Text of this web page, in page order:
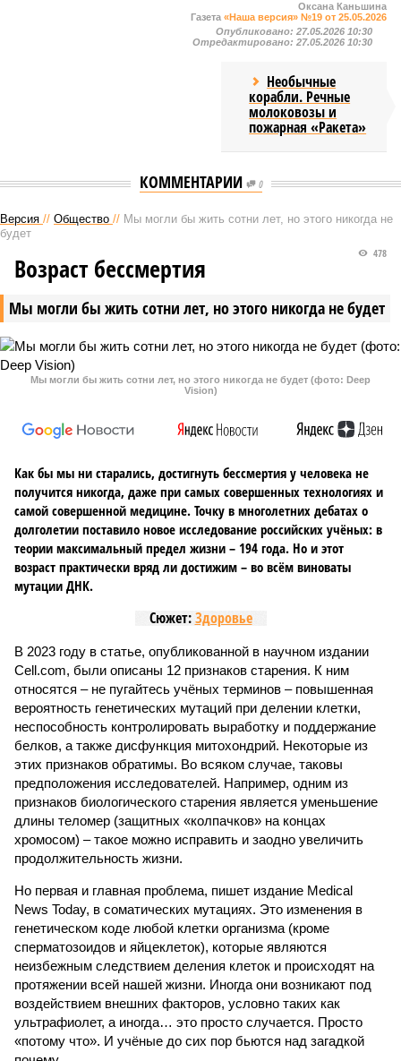
Оксана Каньшина
Газета «Наша версия» №19 от 25.05.2026
Опубликовано: 27.05.2026 10:30
Отредактировано: 27.05.2026 10:30
Необычные
корабли. Речные
молоковозы и
пожарная «Ракета»
КОММЕНТАРИИ 0
Версия // Общество // Мы могли бы жить сотни лет, но этого никогда не
будет
Мы могли бы жить сотни лет, но этого никогда не будет
478
Возраст бессмертия
Мы могли бы жить сотни лет, но этого никогда не будет (фото: Deep
Vision)
Как бы мы ни старались, достигнуть бессмертия у человека не
получится никогда, даже при самых совершенных технологиях и
самой совершенной медицине. Точку в многолетних дебатах о
долголетии поставило новое исследование российских учёных: в
теории максимальный предел жизни – 194 года. Но и этот
возраст практически вряд ли достижим – во всём виноваты
мутации ДНК.
Сюжет:Здоровье
В 2023 году в статье, опубликованной в научном издании
Cell.com, были описаны 12 признаков старения. К ним
относятся – не пугайтесь учёных терминов – повышенная
вероятность генетических мутаций при делении клетки,
неспособность контролировать выработку и поддержание
белков, а также дисфункция митохондрий. Некоторые из
этих признаков обратимы. Во всяком случае, таковы
предположения исследователей. Например, одним из
признаков биологического старения является уменьшение
длины теломер (защитных «колпачков» на концах
хромосом) – такое можно исправить и заодно увеличить
продолжительность жизни.
Но первая и главная проблема, пишет издание Medical
News Today, в соматических мутациях. Это изменения в
генетическом коде любой клетки организма (кроме
сперматозоидов и яйцеклеток), которые являются
неизбежным следствием деления клеток и происходят на
протяжении всей нашей жизни. Иногда они возникают под
воздействием внешних факторов, условно таких как
ультрафиолет, а иногда… это просто случается. Просто
«потому что». И учёные до сих пор бьются над загадкой